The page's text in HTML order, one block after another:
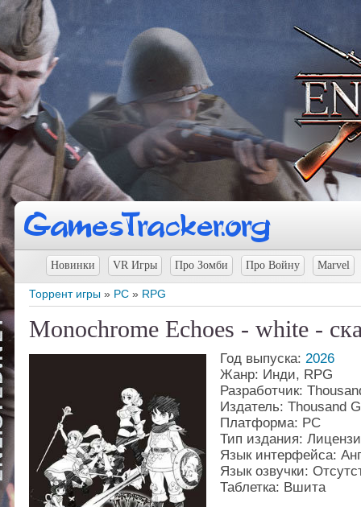
Новинки VR Игры Про Зомби Про Войну Marvel
Торрент игры » PC » RPG
Monochrome Echoes - white -
Год выпуска: 2026
Жанр: Инди, RPG
Разработчик:
Издатель: Thousand
Платформа: PC
Тип издания:
Язык интерфейса:
Язык озвучки:
Таблетка: Вшита